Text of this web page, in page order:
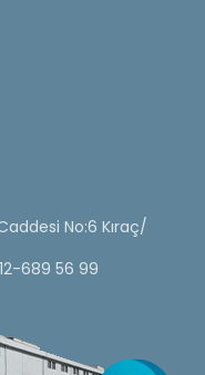
No:6 Kıraç/
689 56 99